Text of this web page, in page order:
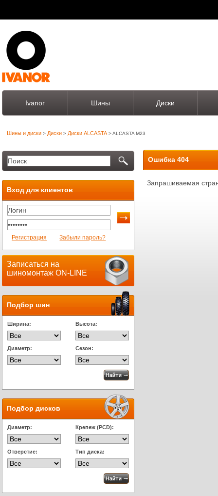
Ivanor Шины Диски
Шины и диски > Диски > Диски ALCASTA > ALCASTA M23
Вход для клиентов
Регистрация Забыли пароль?
Записаться на
шиномонтаж ON-LINE
Подбор шин
Ширина: Высота:
Диаметр: Сезон:
Подбор дисков
Диаметр: Крепеж (PCD):
Отверстие: Тип диска:
Ошибка 404
Запрашиваемая